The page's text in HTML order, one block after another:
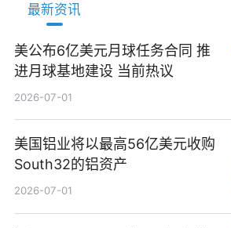
最新资讯
美公布6亿美元月球任务合同 推
进月球基地建设 当前热议
2026-07-01
美国铝业将以最高56亿美元收购
South32的铝资产
2026-07-01